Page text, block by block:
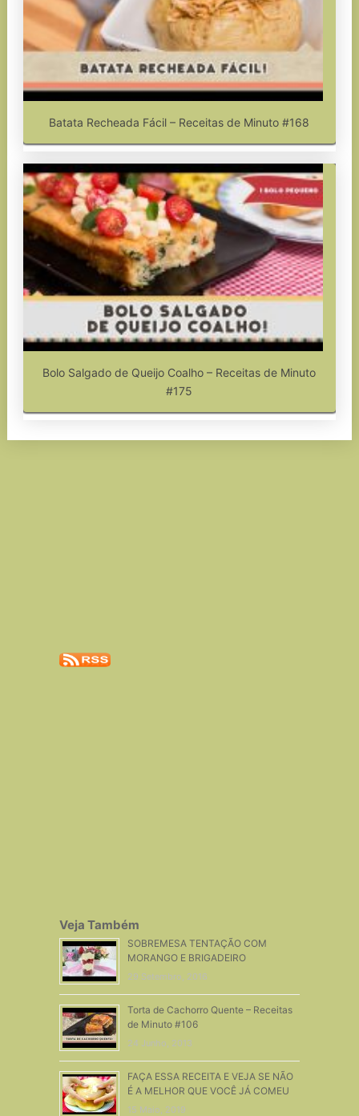
Batata Recheada Fácil – Receitas de Minuto #168
Bolo Salgado de Queijo Coalho – Receitas de Minuto
#175
Veja Também
SOBREMESA TENTAÇÃO COM
MORANGO E BRIGADEIRO
29 Setembro, 2016
Torta de Cachorro Quente – Receitas
de Minuto #106
24 Junho, 2013
FAÇA ESSA RECEITA E VEJA SE NÃO
É A MELHOR QUE VOCÊ JÁ COMEU
15 Maio, 2019